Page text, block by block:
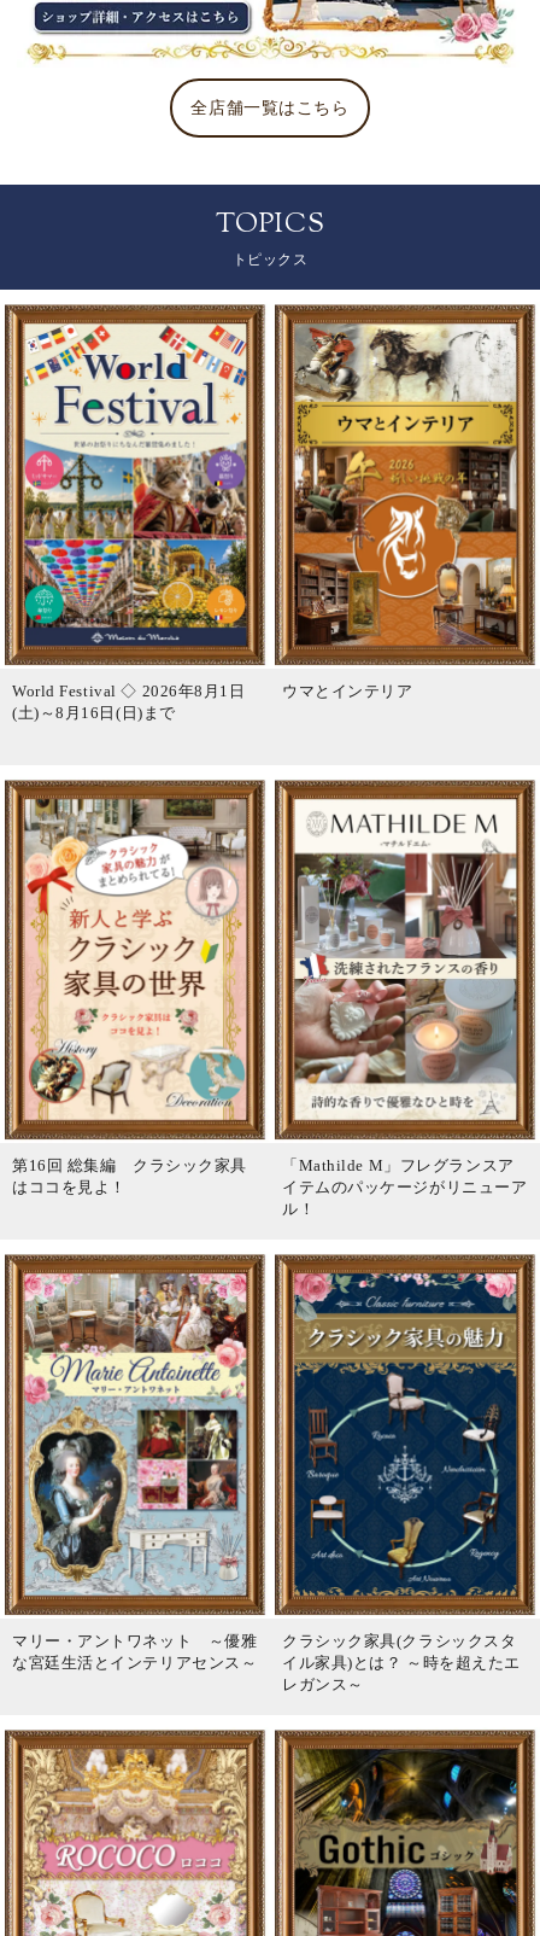
全店舗一覧はこちら
TOPICS
トピックス
World Festival ◇ 2026年8月1日
(土)～8月16日(日)まで
ウマとインテリア
第16回 総集編 クラシック家具
はココを見よ！
「Mathilde M」フレグランスア
イテムのパッケージがリニューア
ル！
マリー・アントワネット ～優雅
な宮廷生活とインテリアセンス～
クラシック家具(クラシックスタ
イル家具)とは？ ～時を超えたエ
レガンス～